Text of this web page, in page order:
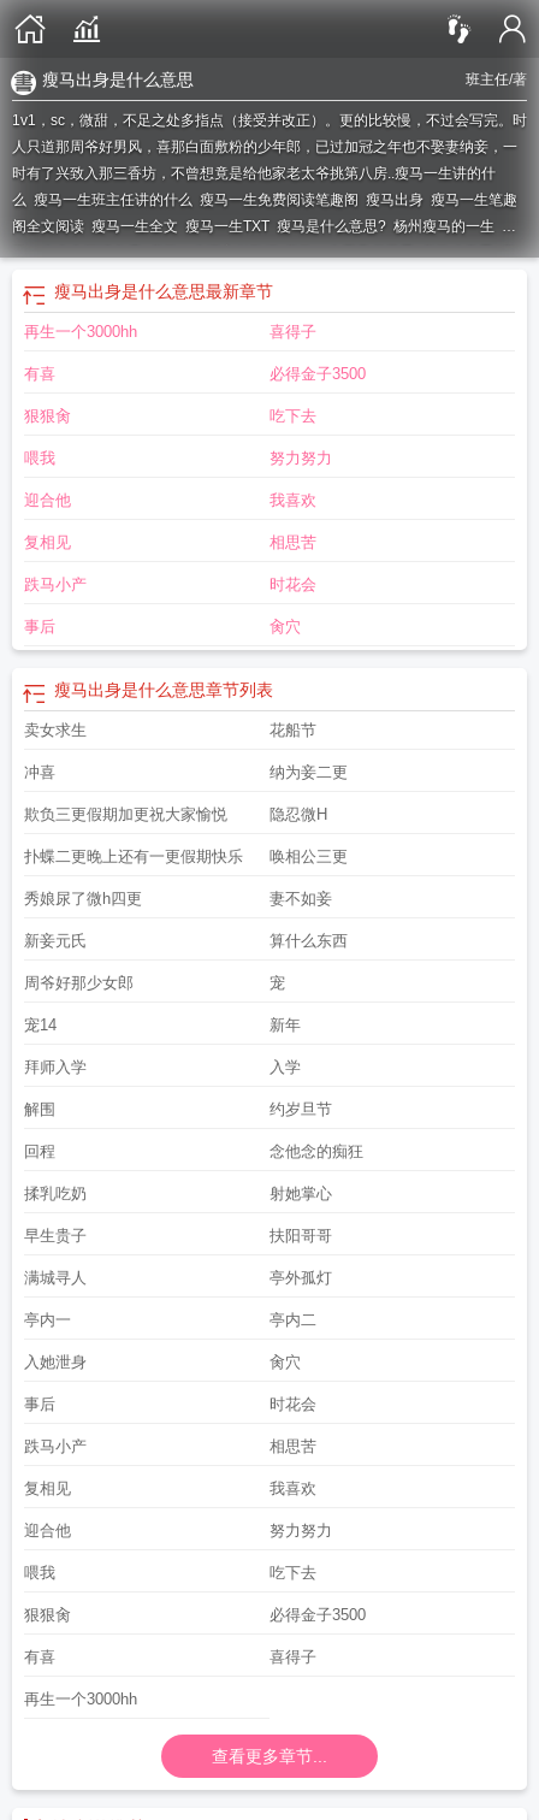
班主任/著
瘦马出身是什么意思
1v1，sc，微甜，不足之处多指点（接受并改正）。更的比较慢，不过会写完。时
人只道那周爷好男风，喜那白面敷粉的少年郎，已过加冠之年也不娶妻纳妾，一
时有了兴致入那三香坊，不曾想竟是给他家老太爷挑第八房..瘦马一生讲的什
么 瘦马一生班主任讲的什么 瘦马一生免费阅读笔趣阁 瘦马出身 瘦马一生笔趣
阁全文阅读 瘦马一生全文 瘦马一生TXT 瘦马是什么意思? 杨州瘦马的一生 瘦
马一生全文阅读免费瘦马一生班主任TXT瘦马一生周尹书元秀瘦马啥意思瘦
马一生 班主任
瘦马po推荐 瘦马的一生
生的内容介绍
一生-班主任最新章节
瘦马一生 作者班主任免费
者班主任
瘦马一生作者班主任瘦马一生by班主任
生肖动物
瘦马一生/班主任
者班主任.txt
瘦马指什么
言瘦马一生原文 瘦马一生(1v1)作者班主任
班主任百度
瘦马一生班主任在线阅读
什么
瘦马出身是什么意思最新章节
再生一个3000hh 喜得子
有喜 必得金子3500
狠狠肏 吃下去
喂我 努力努力
迎合他 我喜欢
复相见 相思苦
跌马小产 时花会
事后 肏穴
瘦马出身是什么意思章节列表
卖女求生 花船节
冲喜 纳为妾二更
欺负三更假期加更祝大家愉悦 隐忍微H
扑蝶二更晚上还有一更假期快乐 唤相公三更
秀娘尿了微h四更 妻不如妾
新妾元氏 算什么东西
周爷好那少女郎 宠
宠14 新年
拜师入学 入学
解围 约岁旦节
回程 念他念的痴狂
揉乳吃奶 射她掌心
早生贵子 扶阳哥哥
满城寻人 亭外孤灯
亭内一 亭内二
入她泄身 肏穴
事后 时花会
跌马小产 相思苦
复相见 我喜欢
迎合他 努力努力
喂我 吃下去
狠狠肏 必得金子3500
有喜 喜得子
再生一个3000hh
查看更多章节...